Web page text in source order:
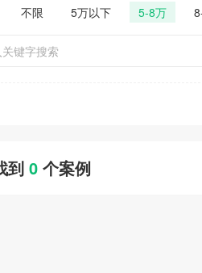
不限 5万以下 5-8万
到 0 个案例